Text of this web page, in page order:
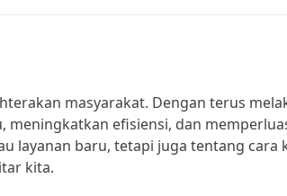
masyarakat. Dengan terus
efisiensi, dan
layanan baru, tetapi juga tentang cara
kita.